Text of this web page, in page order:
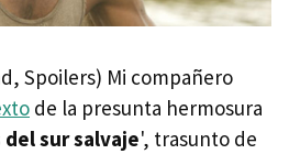
Spoilers) Mi compañero
de la presunta hermosura
sur salvaje', trasunto de